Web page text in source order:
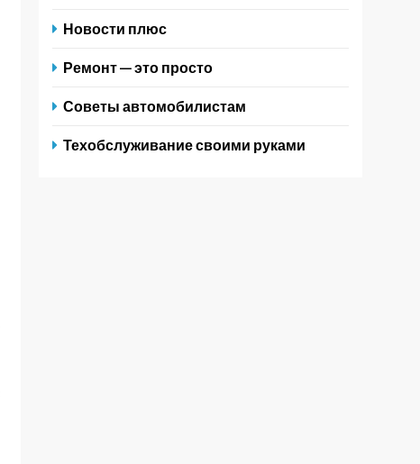
Новости плюс
Ремонт — это просто
Советы автомобилистам
Техобслуживание своими руками